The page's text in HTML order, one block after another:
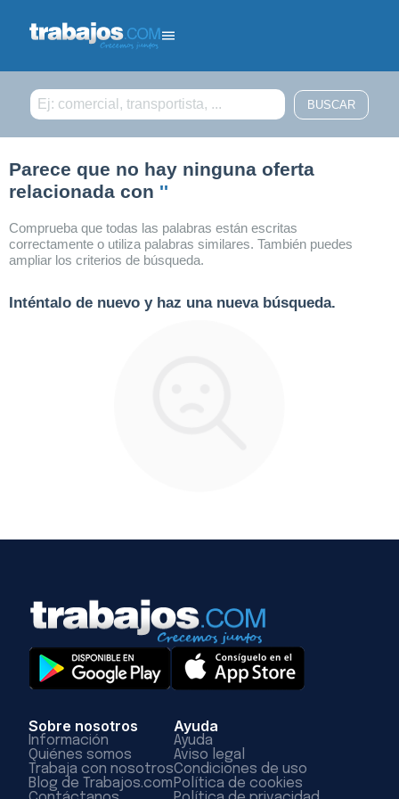
Parece que no hay ninguna oferta
relacionada con ''
Comprueba que todas las palabras están escritas
correctamente o utiliza palabras similares. También puedes
ampliar los criterios de búsqueda.
Inténtalo de nuevo y haz una nueva búsqueda.
Sobre nosotros
Información
Quiénes somos
Trabaja con nosotros
Blog de Trabajos.com
Ayuda
Ayuda
Aviso legal
Condiciones de uso
Política de cookies